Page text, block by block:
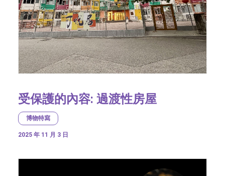
受保護的內容: 過渡性房屋
博物特寫
2025 年 11 月 3 日